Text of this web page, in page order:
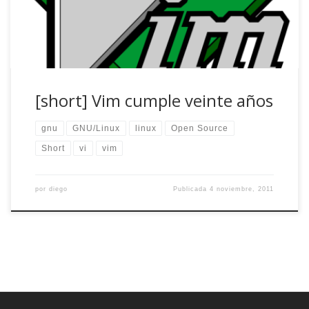
[short] Vim cumple veinte años
gnu GNU/Linux linux Open Source
Short vi vim
por diego Publicada4 noviembre, 2011